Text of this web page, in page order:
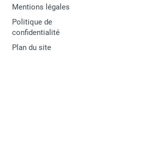
Mentions légales
Politique de
confidentialité
Plan du site